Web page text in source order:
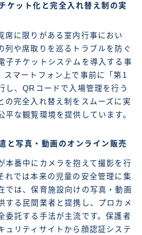
ケット化と完全入れ替え制の実
に限りがある室内行事におい
列や席取りを巡るトラブルを防ぐ
子チケットシステムを導入する事
スマートフォン上で事前に「第1
し、QRコードで入場管理を行う
の完全入れ替え制をスムーズに実
平な観覧環境を提供しています。
と写真・動画のオンライン販売
番中にカメラを抱えて撮影を行
れでは本来の児童の安全管理に集
では、保育施設向けの写真・動画
する民間業者と提携し、プロカメ
委託する手法が主流です。保護者
ュリティサイトから顔認証システ